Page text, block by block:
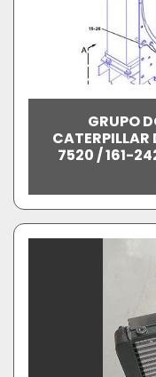
GRUPO
7520 / 161-